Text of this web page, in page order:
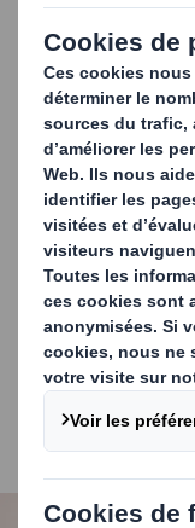
Découvrez les
solutions
Utilise des
Recyclables
Adapté au
Matériaux
emballer
Fente pour
manuel)
Sans plastique
Communication
Emballage
Carousel. Use